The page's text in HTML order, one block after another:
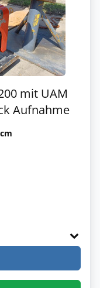
mit UAM
Aufnahme